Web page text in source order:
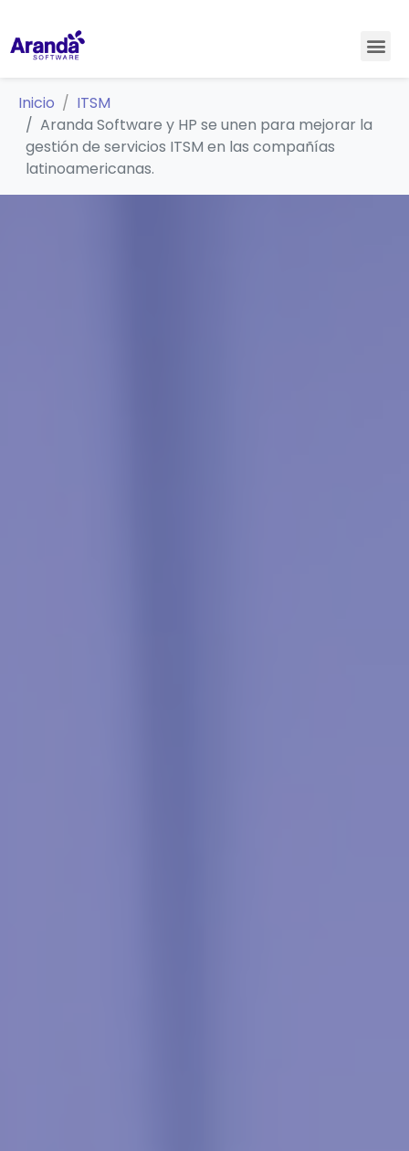
Inicio
ITSM
Aranda Software y HP se unen para mejorar la
gestión de servicios ITSM en las compañías
latinoamericanas.